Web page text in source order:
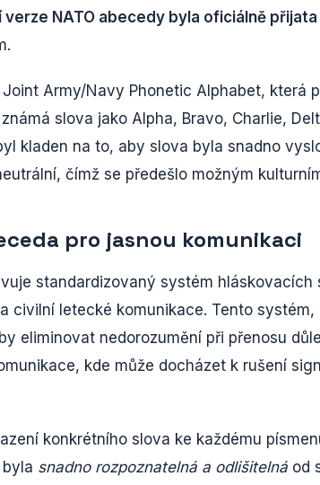
verze NATO abecedy byla oficiálně
Army/Navy Phonetic Alphabet, která
slova jako Alpha, Bravo, Charlie,
kladen na to, aby slova byla snadno
čímž se předešlo možným
pro jasnou komunikaci
standardizovaný systém hláskovacích
civilní letecké komunikace. Tento systém,
eliminovat nedorozumění při přenosu
kde může docházet k rušení
konkrétního slova ke každému
snadno rozpoznatelná a odlišitelná od